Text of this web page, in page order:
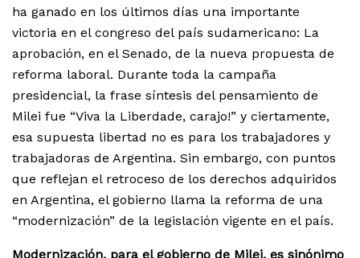
ha ganado en los últimos días una importante
victoria en el congreso del país sudamericano: La
aprobación, en el Senado, de la nueva propuesta de
reforma laboral. Durante toda la campaña
presidencial, la frase síntesis del pensamiento de
Milei fue “Viva la Liberdade, carajo!” y ciertamente,
esa supuesta libertad no es para los trabajadores y
trabajadoras de Argentina. Sin embargo, con puntos
que reflejan el retroceso de los derechos adquiridos
en Argentina, el gobierno llama la reforma de una
“modernización” de la legislación vigente en el país.
Modernización, para el gobierno de Milei, es sinónimo